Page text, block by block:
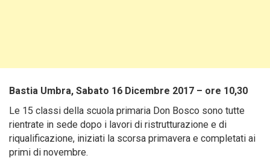
Bastia Umbra, Sabato 16 Dicembre 2017 – ore 10,30
Le 15 classi della scuola primaria Don Bosco sono tutte
rientrate in sede dopo i lavori di ristrutturazione e di
riqualificazione, iniziati la scorsa primavera e completati ai
primi di novembre.